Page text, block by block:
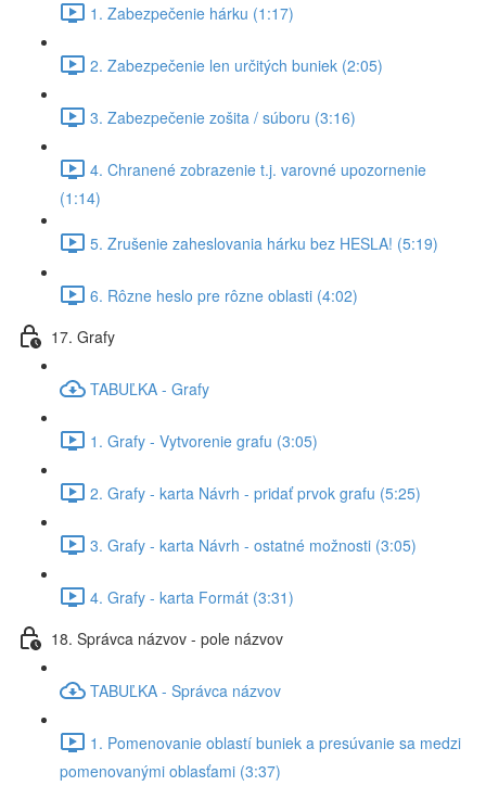
1. Zabezpečenie hárku (1:17)
2. Zabezpečenie len určitých buniek (2:05)
3. Zabezpečenie zošita / súboru (3:16)
4. Chranené zobrazenie t.j. varovné upozornenie
(1:14)
5. Zrušenie zaheslovania hárku bez HESLA! (5:19)
6. Rôzne heslo pre rôzne oblasti (4:02)
17. Grafy
TABUĽKA - Grafy
1. Grafy - Vytvorenie grafu (3:05)
2. Grafy - karta Návrh - pridať prvok grafu (5:25)
3. Grafy - karta Návrh - ostatné možnosti (3:05)
4. Grafy - karta Formát (3:31)
18. Správca názvov - pole názvov
TABUĽKA - Správca názvov
1. Pomenovanie oblastí buniek a presúvanie sa medzi
pomenovanými oblasťami (3:37)